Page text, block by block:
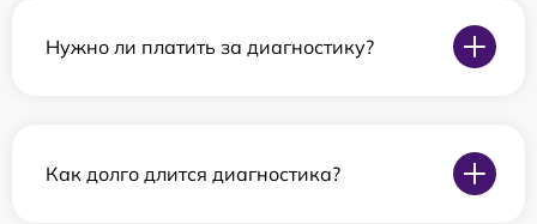
Нужно ли платить за диагностику?
Как долго длится диагностика?